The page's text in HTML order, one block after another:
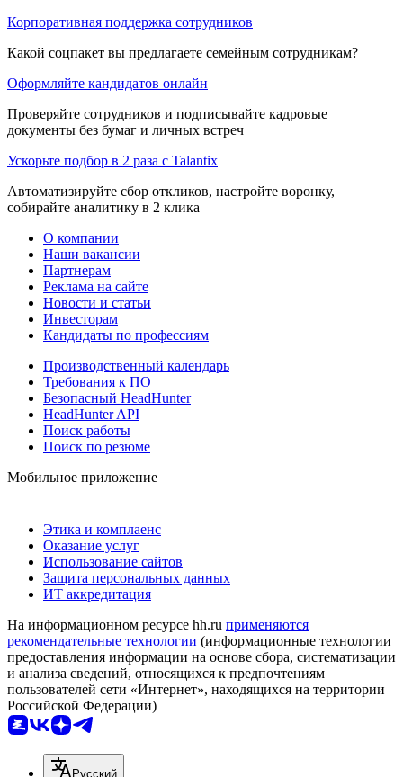
Корпоративная поддержка сотрудников
Какой соцпакет вы предлагаете семейным сотрудникам?
Оформляйте кандидатов онлайн
Проверяйте сотрудников и подписывайте кадровые
документы без бумаг и личных встреч
Ускорьте подбор в 2 раза с Talantix
Автоматизируйте сбор откликов, настройте воронку,
собирайте аналитику в 2 клика
О компании
Наши вакансии
Партнерам
Реклама на сайте
Новости и статьи
Инвесторам
Кандидаты по профессиям
Производственный календарь
Требования к ПО
Безопасный HeadHunter
HeadHunter API
Поиск работы
Поиск по резюме
Мобильное приложение
Этика и комплаенс
Оказание услуг
Использование сайтов
Защита персональных данных
ИТ аккредитация
На информационном ресурсе hh.ru применяются
рекомендательные технологии (информационные технологии
предоставления информации на основе сбора, систематизации
и анализа сведений, относящихся к предпочтениям
пользователей сети «Интернет», находящихся на территории
Российской Федерации)
Русский